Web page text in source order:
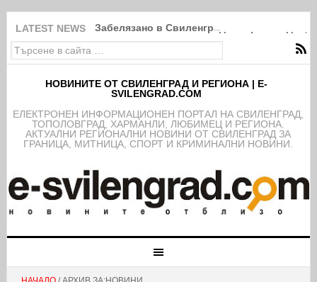
LATEST NEWS Забелязано в Свиленград: Покрити в
НОВИНИТЕ ОТ СВИЛЕНГРАД И РЕГИОНА | E-
SVILENGRAD.COM
EЛЕКТРОНЕН ИНФОРМАЦИОНЕН ПОРТАЛ НА СВИЛЕНГРАД,
ТОПОЛОВГРАД, ХАРМАНЛИ, ЛЮБИМЕЦ И РЕГИОНА.
АКТУАЛНИ РЕГИОНАЛНИ НОВИНИ ОТ СВИЛЕНГРАД ЗА
ГРАНИЦА, МИТНИЦА, СПОРТ И КРИМИНАЛНИ НОВИНИ.